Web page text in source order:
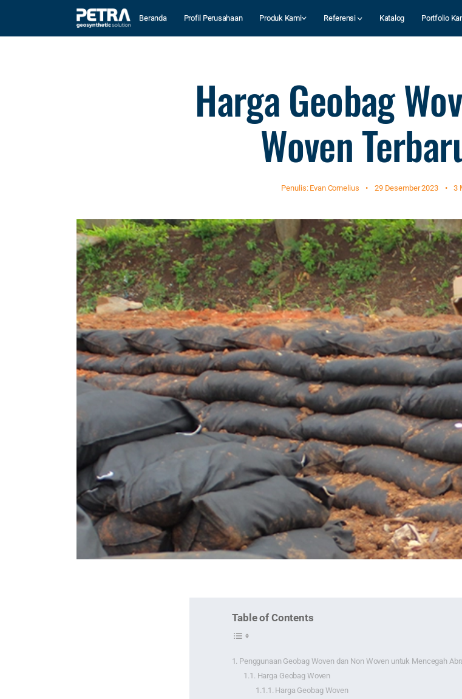
Beranda Profil Perusahaan Produk Kami Referensi Katalog Portfolio
Harga Geobag
Woven
Penulis: Evan Cornelius • 29 Desember 2023 • 3
Table of Contents
Penggunaan Geobag Woven dan Non Woven untuk Mencegah
Harga Geobag Woven
Harga Geobag Woven